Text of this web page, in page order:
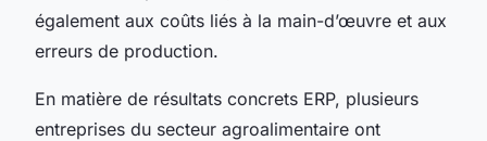
également aux coûts liés à la main-d’œuvre et aux
erreurs de production.
En matière de résultats concrets ERP, plusieurs
entreprises du secteur agroalimentaire ont